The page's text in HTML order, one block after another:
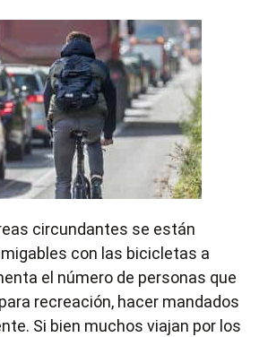
circundantes se están
con las bicicletas a
el número de personas que
recreación, hacer mandados
Si bien muchos viajan por los